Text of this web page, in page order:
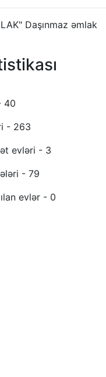
Daşınmaz əmlak
40
- 263
evləri - 3
- 79
evlər - 0